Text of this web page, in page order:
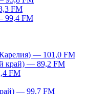
FM
99,4 FM
— 101,0 FM
край) — 89,2 FM
FM
— 99,7 FM